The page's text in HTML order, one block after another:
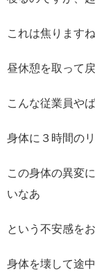
これは焦りますね
昼休憩を取って
こんな従業員や
身体に３時間の
この身体の異変
いなあ
という不安感を
身体を壊して途